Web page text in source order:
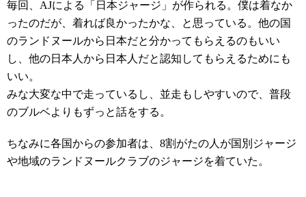
毎回、AJによる「日本ジャージ」が作られる。僕は着なか
ったのだが、着れば良かったかな、と思っている。他の国
のランドヌールから日本だと分かってもらえるのもいい
し、他の日本人から日本人だと認知してもらえるためにも
いい。
みな大変な中で走っているし、並走もしやすいので、普段
のブルベよりもずっと話をする。
ちなみに各国からの参加者は、8割がたの人が国別ジャージ
や地域のランドヌールクラブのジャージを着ていた。